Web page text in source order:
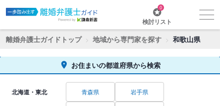
0
検討リスト
離婚弁護士ガイドトップ 地域から専門家を探す 和歌山県
お住まいの都道府県から検索
北海道・東北 青森県 岩手県